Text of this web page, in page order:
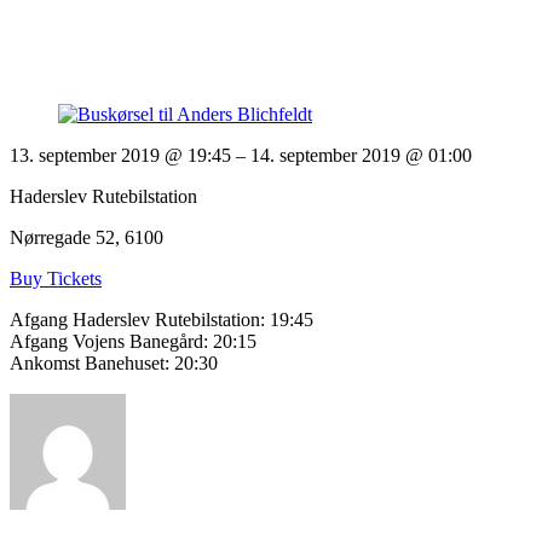
13. september 2019 @ 19:45 – 14. september 2019 @ 01:00
Haderslev Rutebilstation
Nørregade 52, 6100
Buy Tickets
Afgang Haderslev Rutebilstation: 19:45
Afgang Vojens Banegård: 20:15
Ankomst Banehuset: 20:30